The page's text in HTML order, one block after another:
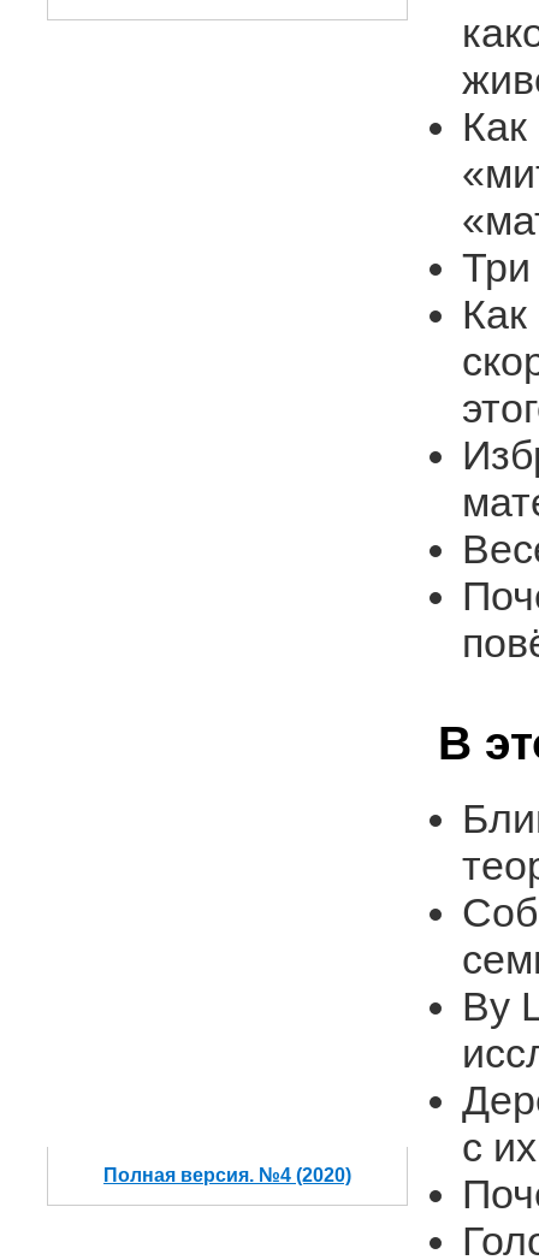
Три
Полная версия. №4 (2020)
В
Ву
с